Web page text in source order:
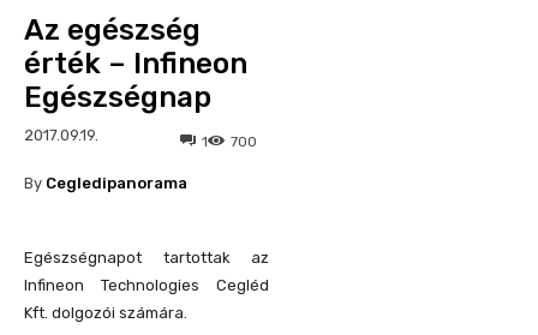
Az egészség
érték – Infineon
Egészségnap
2017.09.19. 700
1
By Cegledipanorama
Egészségnapot tartottak az
Infineon Technologies Cegléd
Kft. dolgozói számára.